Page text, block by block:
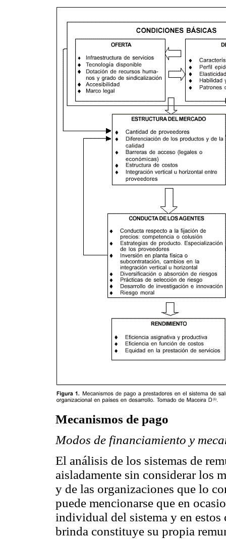
Mecanismos de pago
Modos de financiamiento y
El análisis de los sistemas de
aisladamente sin considerar los
y de las organizaciones que lo
puede mencionarse que en
individual del sistema y en
brinda constituye su propia